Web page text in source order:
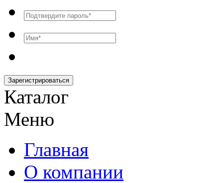
Зарегистрироваться
Каталог
Меню
Главная
О компании